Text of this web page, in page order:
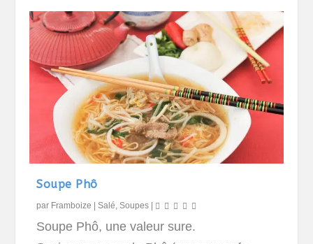
Soupe Phô
par Framboize |Salé ,Soupes |
Soupe Phô, une valeur sure.